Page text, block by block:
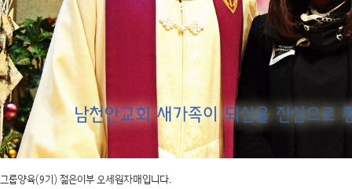
그룹양육(9기) 젊은이부 오세원자매입니다.